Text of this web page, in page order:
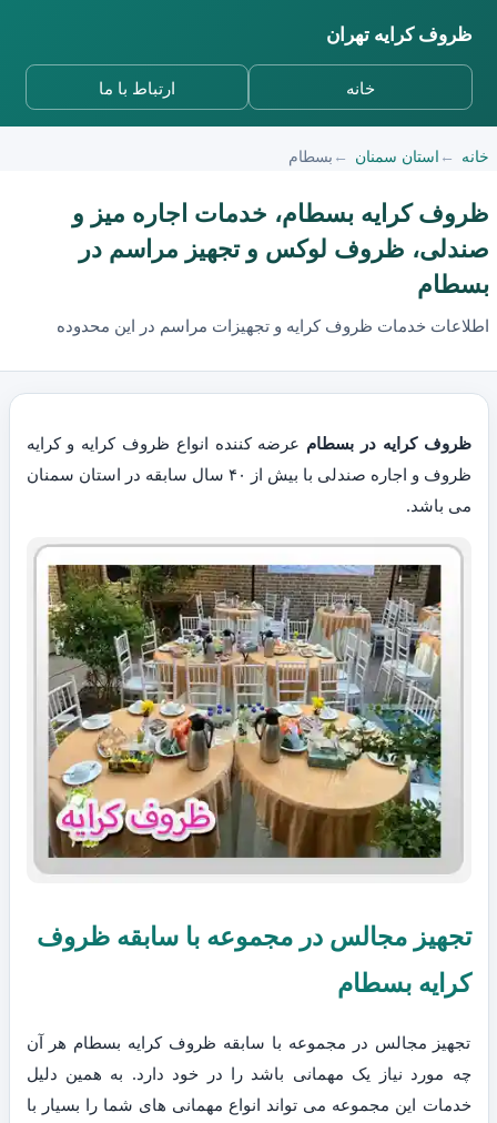
ظروف کرایه تهران
خانه ارتباط با ما
خانه استان سمنان بسطام
ظروف کرایه بسطام، خدمات اجاره میز و
صندلی، ظروف لوکس و تجهیز مراسم در
بسطام
اطلاعات خدمات ظروف کرایه و تجهیزات مراسم در این محدوده
ظروف کرایه در بسطام عرضه کننده انواع ظروف کرایه و کرایه
ظروف و اجاره صندلی با بیش از ۴۰ سال سابقه در استان سمنان
می باشد.
تجهیز مجالس در مجموعه با سابقه ظروف
کرایه بسطام
تجهیز مجالس در مجموعه با سابقه ظروف کرایه بسطام هر آن
چه مورد نیاز یک مهمانی باشد را در خود دارد. به همین دلیل
خدمات این مجموعه می تواند انواع مهمانی های شما را بسیار با